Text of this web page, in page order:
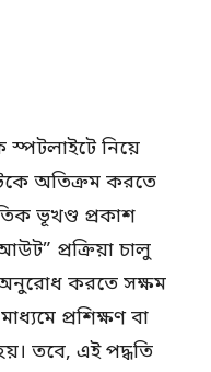
নিয়ে
অতিক্রম করতে
ভূখণ্ড প্রকাশ
প্রক্রিয়া চালু
অনুরোধ করতে সক্ষম
প্রশিক্ষণ বা
তবে, এই পদ্ধতি